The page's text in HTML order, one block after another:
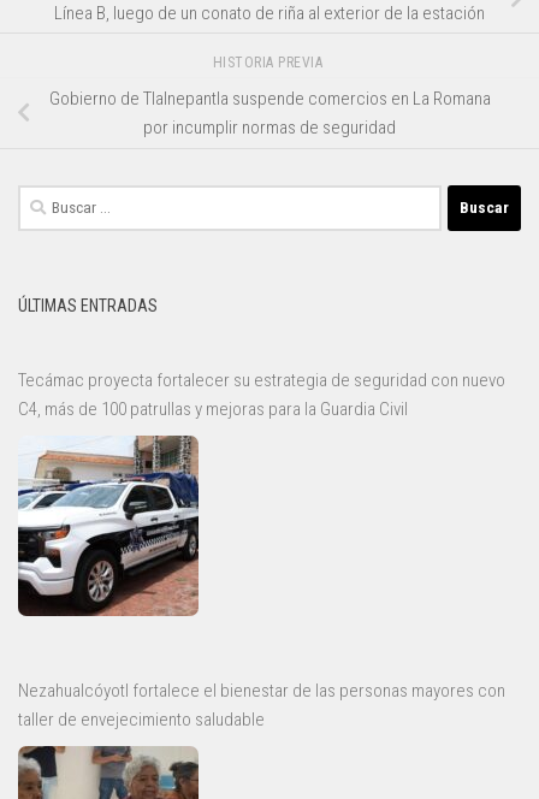
Línea B, luego de un conato de riña al exterior de la estación
HISTORIA PREVIA
Gobierno de Tlalnepantla suspende comercios en La Romana
por incumplir normas de seguridad
Buscar:
ÚLTIMAS ENTRADAS
Tecámac proyecta fortalecer su estrategia de seguridad con nuevo
C4, más de 100 patrullas y mejoras para la Guardia Civil
Nezahualcóyotl fortalece el bienestar de las personas mayores con
taller de envejecimiento saludable